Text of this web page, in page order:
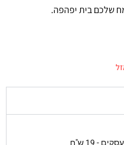
שלכם בית יפהפה.